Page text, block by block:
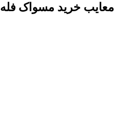
معایب خرید مسواک فله